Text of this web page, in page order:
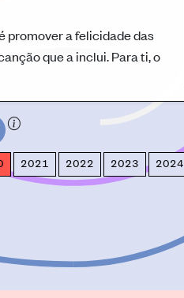
promover a felicidade das
que a inclui. Para ti, o
2021 2022 2023 2024